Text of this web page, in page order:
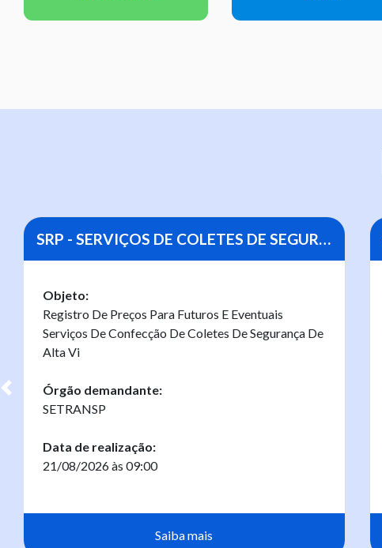
SRP - SERVIÇOS DE COLETES DE SEGURANÇA DE ALTA VISIBILIDADE
Objeto:
Registro De Preços Para Futuros E Eventuais
Serviços De Confecção De Coletes De Segurança De
Alta Vi
Órgão demandante:
SETRANSP
Data de realização:
21/08/2026 às 09:00
Saiba mais